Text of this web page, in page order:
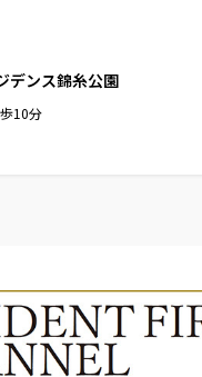
デンス錦糸公園
10分